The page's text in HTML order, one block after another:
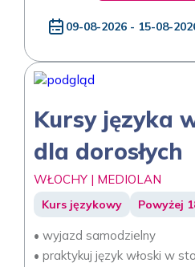
09-08-2026 - 15-08-
Kursy języka
dla dorosłych
WŁOCHY | MEDIOLAN
Kurs językowy Powyżej
• wyjazd samodzielny
• praktykuj język włoski w